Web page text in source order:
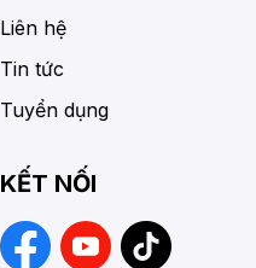
Liên hệ
Tin tức
Tuyển dụng
KẾT NỐI